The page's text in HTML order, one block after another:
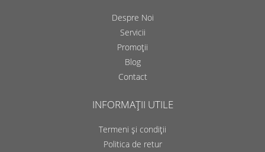
Despre Noi
Servicii
Promoții
Blog
Contact
INFORMAȚII UTILE
Termeni și condiții
Politica de retur